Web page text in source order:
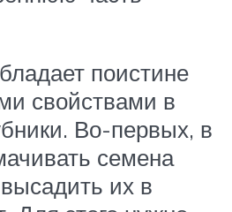
поистине
свойствами в
Во-первых, в
семена
их в